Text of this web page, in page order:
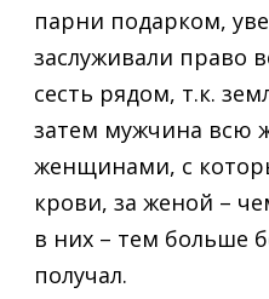
парни подарком,
заслуживали право
сесть рядом, т.к.
затем мужчина всю
женщинами, с
крови, за женой –
в них – тем больше
получал.